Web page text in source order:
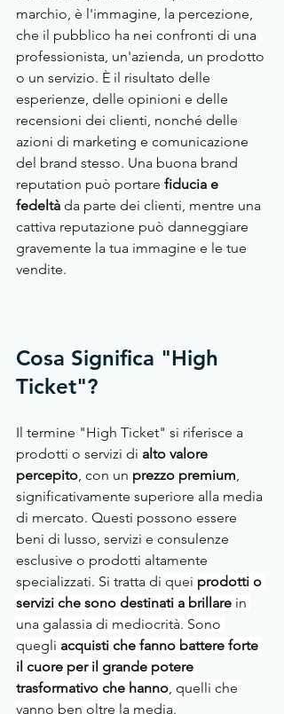
marchio, è l'immagine, la percezione,
che il pubblico ha nei confronti di una
professionista, un'azienda, un prodotto
o un servizio. È il risultato delle
esperienze, delle opinioni e delle
recensioni dei clienti, nonché delle
azioni di marketing e comunicazione
del brand stesso. Una buona brand
reputation può portare fiducia e
fedeltà da parte dei clienti, mentre una
cattiva reputazione può danneggiare
gravemente la tua immagine e le tue
vendite.
Cosa Significa "High
Ticket"?
Il termine "High Ticket" si riferisce a
prodotti o servizi di alto valore
percepito, con un prezzo premium,
significativamente superiore alla media
di mercato. Questi possono essere
beni di lusso, servizi e consulenze
esclusive o prodotti altamente
specializzati. Si tratta di quei prodotti o
servizi che sono destinati a brillare in
una galassia di mediocrità. Sono
quegli acquisti che fanno battere forte
il cuore per il grande potere
trasformativo che hanno, quelli che
vanno ben oltre la media.